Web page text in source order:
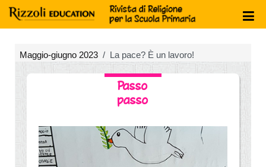
Maggio-giugno 2023 La pace? È un lavoro!
Passo
passo